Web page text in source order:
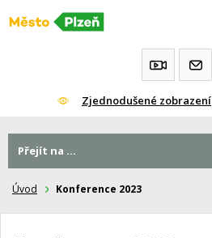
Přeskočit
Zjednodušené zobrazení
Úvod Konference 2023
Přejít na ...